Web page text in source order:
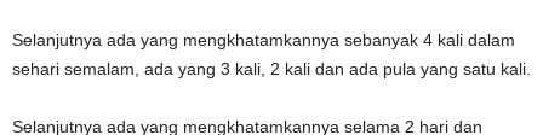
Selanjutnya ada yang mengkhatamkannya sebanyak 4 kali dalam
sehari semalam, ada yang 3 kali, 2 kali dan ada pula yang satu kali.
Selanjutnya ada yang mengkhatamkannya selama 2 hari dan